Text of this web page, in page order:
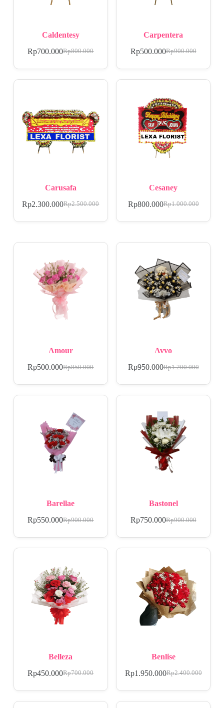
Caldentesy
Rp800.000
Rp700.000
Carpentera
Rp900.000
Rp500.000
Carusafa
Rp2.500.000
Rp2.300.000
Cesaney
Rp1.000.000
Rp800.000
Amour
Rp850.000
Rp500.000
Avvo
Rp1.200.000
Rp950.000
Barellae
Rp900.000
Rp550.000
Bastonel
Rp900.000
Rp750.000
Belleza
Rp700.000
Rp450.000
Benlise
Rp2.400.000
Rp1.950.000